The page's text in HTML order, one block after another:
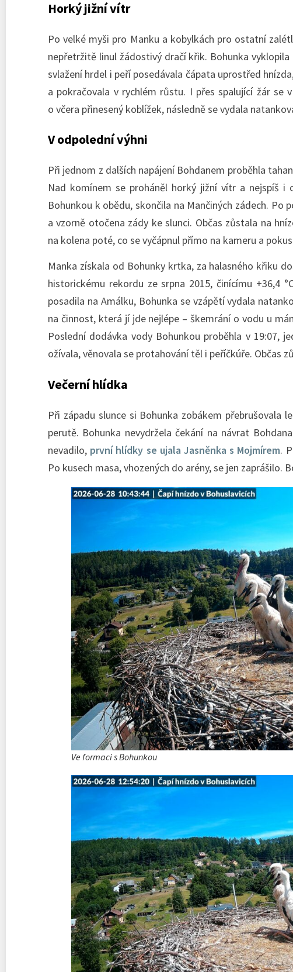
Horký jižní vítr
Po velké myši pro Manku a kobylkách pro ostatní
nepřetržitě linul žádostivý dračí křik. Bohunka
svlažení hrdel i peří posedávala čápata uprostřed
a pokračovala v rychlém růstu. I přes spalující žár
o včera přinesený koblížek, následně se vydala
V odpolední výhni
Při jednom z dalších napájení Bohdanem proběhla
Nad komínem se proháněl horký jižní vítr a nejspíš i
Bohunkou k obědu, skončila na Mančiných zádech. Po
a vzorně otočena zády ke slunci. Občas zůstala na
na kolena poté, co se vyčápnul přímo na kameru a
Manka získala od Bohunky krtka, za halasného křiku
historickému rekordu ze srpna 2015, činícímu +36,4
posadila na Amálku, Bohunka se vzápětí vydala
na činnost, která jí jde nejlépe – škemrání o vodu u
Poslední dodávka vody Bohunkou proběhla v 19:07,
ožívala, věnovala se protahování těl i peříčkúře. Občas
Večerní hlídka
Při západu slunce si Bohunka zobákem
perutě. Bohunka nevydržela čekání na návrat
nevadilo, první hlídky se ujala Jasněnka s Mojmírem.
Po kusech masa, vhozených do arény, se jen
Ve formaci s Bohunkou